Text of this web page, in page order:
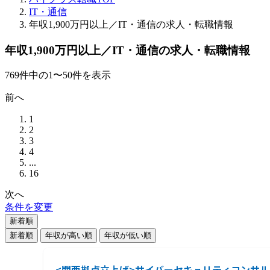
IT・通信
年収1,900万円以上／IT・通信の求人・転職情報
年収1,900万円以上／IT・通信の求人・転職情報
769件中の1〜50件を表示
前へ
1
2
3
4
...
16
次へ
条件を変更
新着順
新着順
年収が高い順 年収が低い順